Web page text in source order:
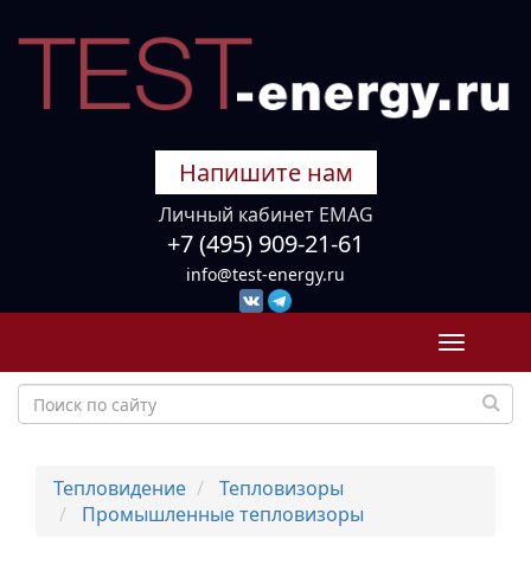
Напишите нам
Личный кабинет EMAG
+7 (495) 909-21-61
info@test-energy.ru
Toggle
Тепловидение
Тепловизоры
Промышленные тепловизоры